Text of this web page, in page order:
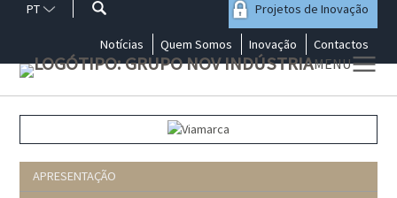
PT
Notícias Quem Somos Inovação Contactos
Projetos de Inovação
MENU
APRESENTAÇÃO